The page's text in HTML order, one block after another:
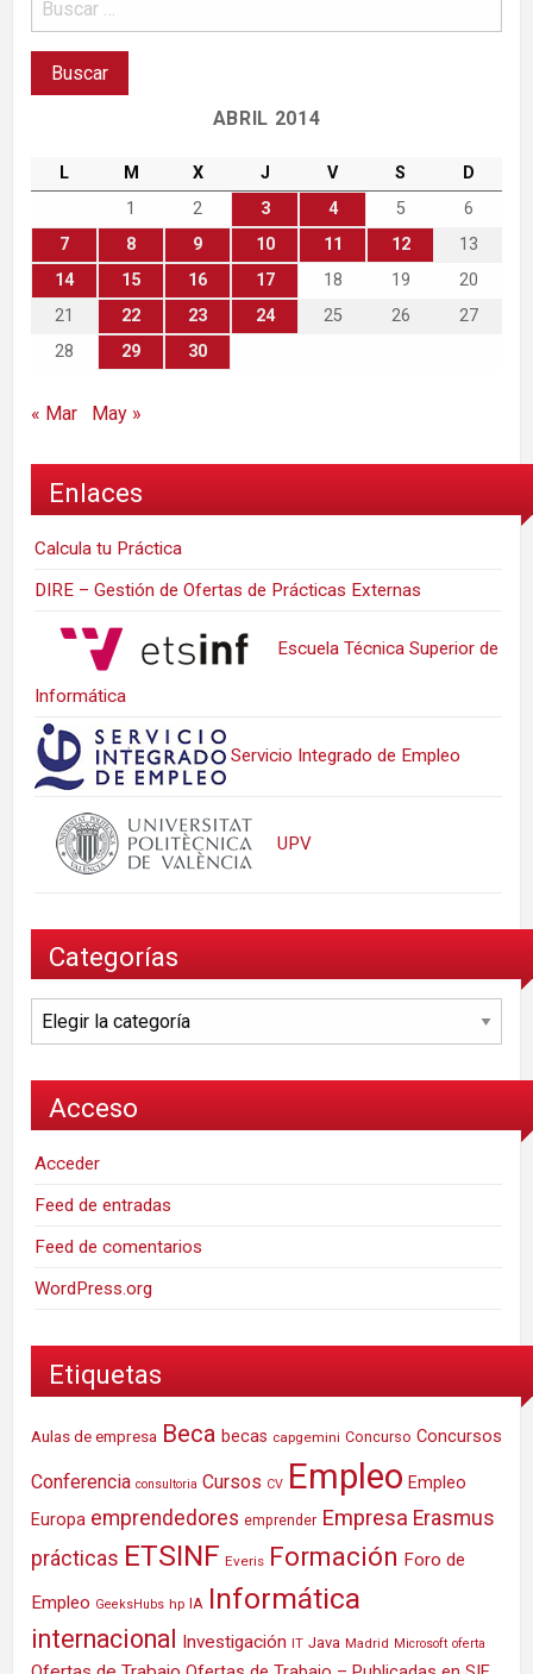
ABRIL 2014
L M X J V S
D
1
2 3 4 5
6
7
8 9 10 11 12
13
14
15 16 17 18 19
20
21
22 23 24 25 26
27
28
29 30
« Mar May »
Enlaces
Calcula tu Práctica
DIRE – Gestión de Ofertas de Prácticas Externas
Escuela Técnica Superior de
Informática
Servicio Integrado de Empleo
UPV
Categorías
Categorías
Acceso
Acceder
Feed de entradas
Feed de comentarios
WordPress.org
Etiquetas
Aulas de empresa Beca becas capgemini Concurso Concursos
Conferencia consultoria Cursos CV Empleo Empleo
Europa emprendedores emprender Empresa Erasmus
prácticas ETSINF Everis Formación Foro de
Empleo GeeksHubs hp IA Informática
internacional Investigación IT Java Madrid Microsoft oferta